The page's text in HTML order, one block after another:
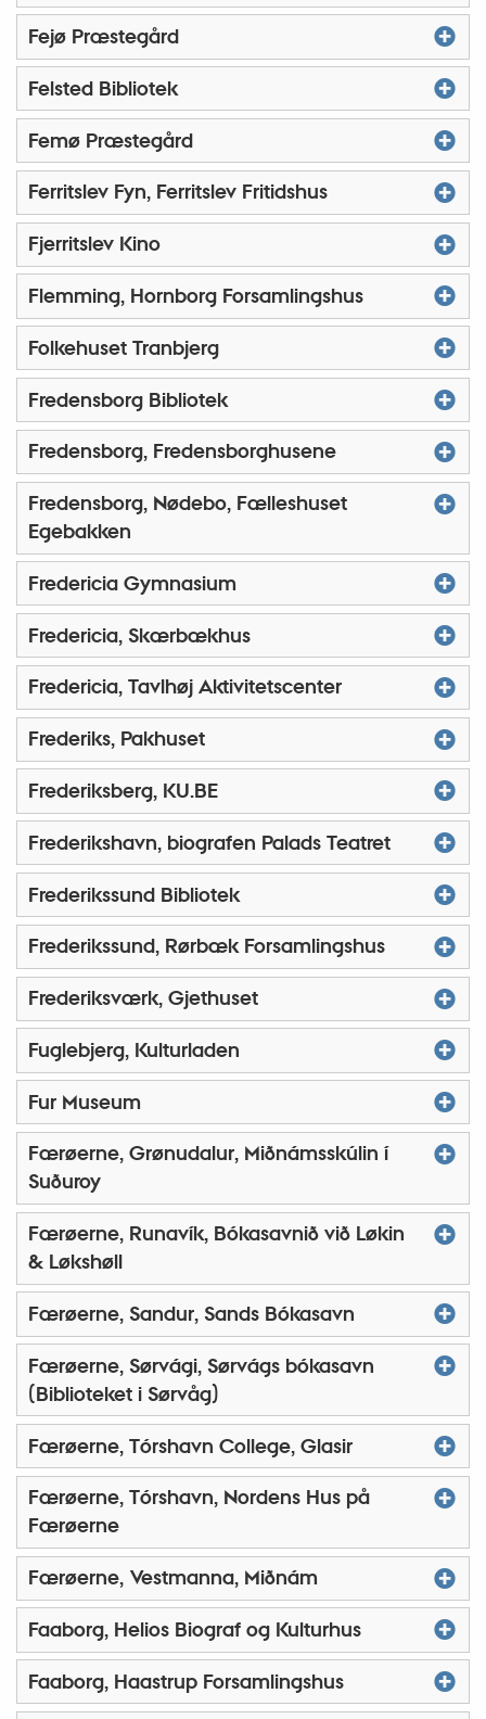
Fejø Præstegård
Felsted Bibliotek
Femø Præstegård
Ferritslev Fyn, Ferritslev Fritidshus
Fjerritslev Kino
Flemming, Hornborg Forsamlingshus
Folkehuset Tranbjerg
Fredensborg Bibliotek
Fredensborg, Fredensborghusene
Fredensborg, Nødebo, Fælleshuset
Egebakken
Fredericia Gymnasium
Fredericia, Skærbækhus
Fredericia, Tavlhøj Aktivitetscenter
Frederiks, Pakhuset
Frederiksberg, KU.BE
Frederikshavn, biografen Palads Teatret
Frederikssund Bibliotek
Frederikssund, Rørbæk Forsamlingshus
Frederiksværk, Gjethuset
Fuglebjerg, Kulturladen
Fur Museum
Færøerne, Grønudalur, Miðnámsskúlin í
Suðuroy
Færøerne, Runavík, Bókasavnið við Løkin
& Løkshøll
Færøerne, Sandur, Sands Bókasavn
Færøerne, Sørvági, Sørvágs bókasavn
(Biblioteket i Sørvåg)
Færøerne, Tórshavn College, Glasir
Færøerne, Tórshavn, Nordens Hus på
Færøerne
Færøerne, Vestmanna, Miðnám
Faaborg, Helios Biograf og Kulturhus
Faaborg, Haastrup Forsamlingshus